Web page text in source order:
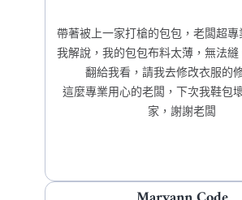
帶著被上一家打槍的包包，老闆超
我解說，我的包包布料太薄，無法
翻給我看，請我去修改衣服的
這麼專業用心的老闆，下次我鞋包
家，謝謝老闆